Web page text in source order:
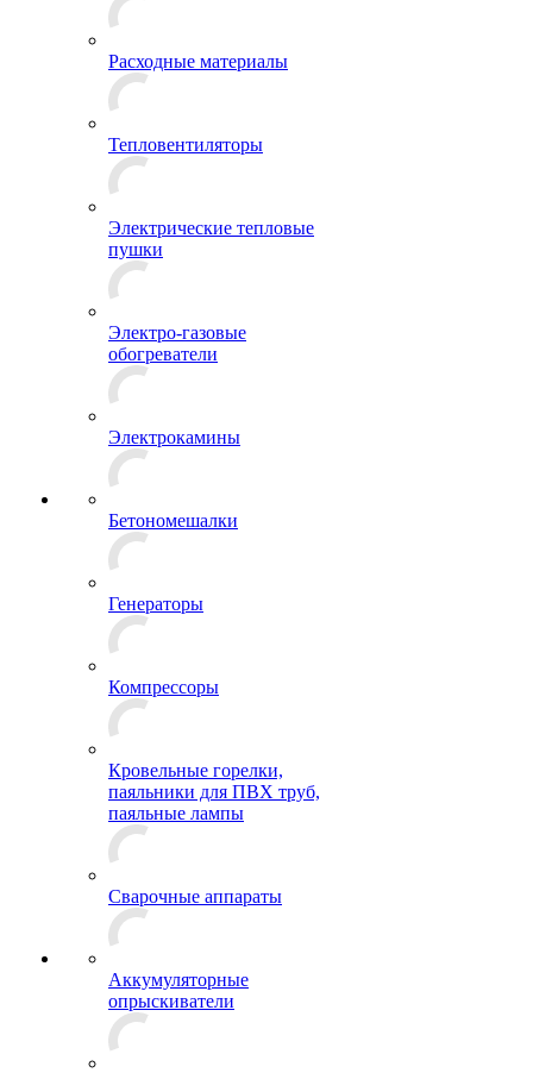
Расходные материалы
Тепловентиляторы
Электрические тепловые
пушки
Электро-газовые
обогреватели
Электрокамины
Бетономешалки
Генераторы
Компрессоры
Кровельные горелки,
паяльники для ПВХ труб,
паяльные лампы
Сварочные аппараты
Аккумуляторные
опрыскиватели